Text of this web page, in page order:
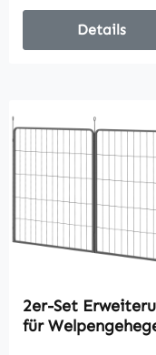
cm
Details
2er-Set
für